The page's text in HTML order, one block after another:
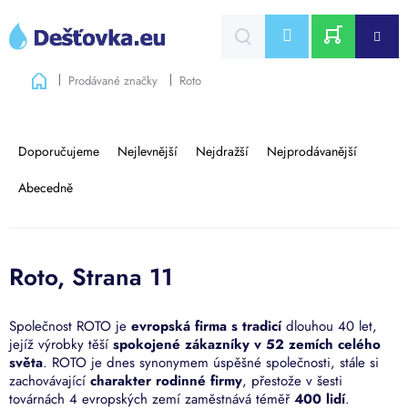
obsah
CZK
NÁKUPNÍ
DomůProdávané značky Roto
Roto, Strana 11
Společnost ROTO je evropská firma s tradicí dlouhou 40 let,
jejíž výrobky těší spokojené zákazníky v 52 zemích celého
světa. ROTO je dnes synonymem úspěšné společnosti, stále si
zachovávající charakter rodinné firmy, přestože v šesti
továrnách 4 evropských zemí zaměstnává téměř 400 lidí.
r
o
u
k
t
ů
Doporučujeme Nejlevnější Nejdražší
Nejprodávanější
Abecedně
d
u
t
ů